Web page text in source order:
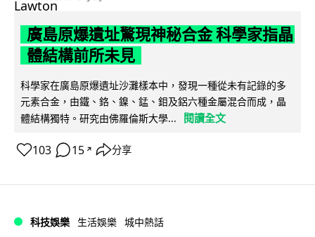
廣島原爆遺址驚現神秘合金 科學家指晶
體結構前所未見
科學家在廣島原爆遺址沙灘樣本中，發現一種從未有記錄的多
元素合金，由鐵、鉻、鎳、錳、鉬及鋁六種金屬混合而成，晶
體結構獨特。研究由佛羅倫斯大學...
閱讀全文
103 15 ↗ 分享
科技娛樂 生活娛樂 城中熱話